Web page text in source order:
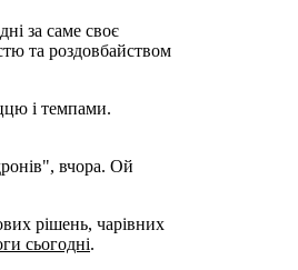
за саме своє
тa роздовбайством
і темпами.
вчора. Ой
рішень, чарівних
сьогодні.